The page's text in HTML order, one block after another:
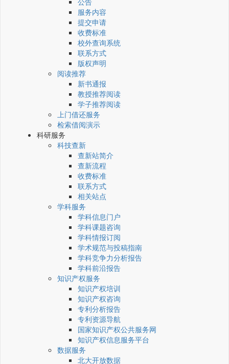
服务内容
提交申请
收费标准
校外查询系统
联系方式
版权声明
阅读推荐
新书通报
教授推荐阅读
学子推荐阅读
上门借还服务
检索借阅演示
科研服务
科技查新
查新站简介
查新流程
收费标准
联系方式
相关站点
学科服务
学科信息门户
学科课题咨询
学科情报订阅
学术规范与投稿指南
学科竞争力分析报告
学科前沿报告
知识产权服务
知识产权培训
知识产权咨询
专利分析报告
专利资源导航
国家知识产权公共服务网
知识产权信息服务平台
数据服务
北大开放数据